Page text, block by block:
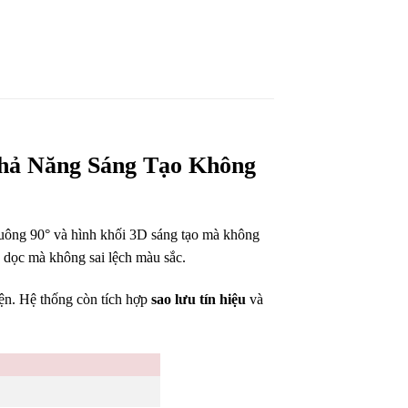
Năng Sáng Tạo Không
90° và hình khối 3D sáng tạo mà không
mà không sai lệch màu sắc.
Hệ thống còn tích hợp sao lưu tín hiệu và